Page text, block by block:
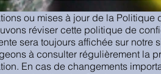
ou mises à jour de la Politique
réviser cette politique de
sera toujours affichée sur
à consulter régulièrement la
En cas de changements